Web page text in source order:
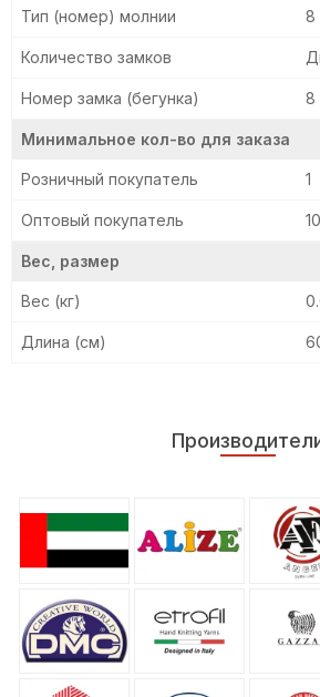
Тип (номер) молнии 8
Количество замков
Номер замка (бегунка) 8
Минимальное кол-во для заказа
Розничный покупатель 1
Оптовый покупатель 10
Вес, размер
Вес (кг)
Длина (см)